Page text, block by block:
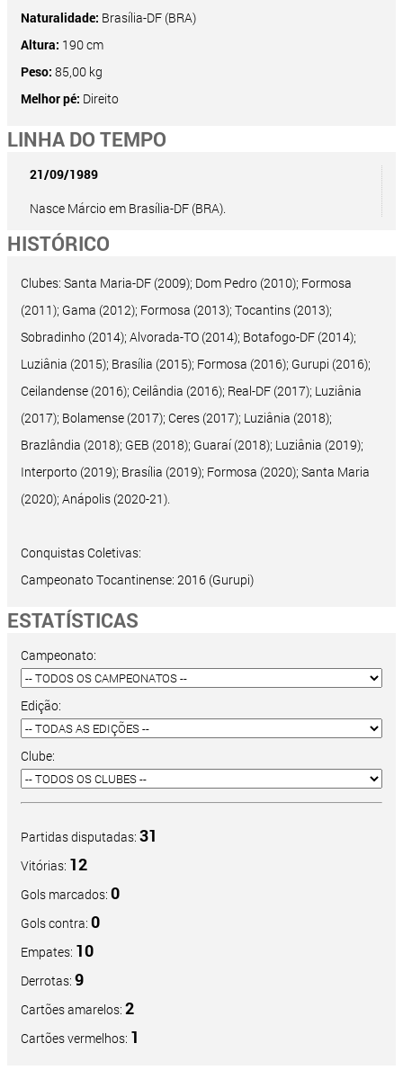
Naturalidade: Brasília-DF (BRA)
Altura: 190 cm
Peso: 85,00 kg
Melhor pé: Direito
LINHA DO TEMPO
21/09/1989
Nasce Márcio em Brasília-DF (BRA).
HISTÓRICO
Clubes: Santa Maria-DF (2009); Dom Pedro (2010); Formosa
(2011); Gama (2012); Formosa (2013); Tocantins (2013);
Sobradinho (2014); Alvorada-TO (2014); Botafogo-DF (2014);
Luziânia (2015); Brasília (2015); Formosa (2016); Gurupi (2016);
Ceilandense (2016); Ceilândia (2016); Real-DF (2017); Luziânia
(2017); Bolamense (2017); Ceres (2017); Luziânia (2018);
Brazlândia (2018); GEB (2018); Guaraí (2018); Luziânia (2019);
Interporto (2019); Brasília (2019); Formosa (2020); Santa Maria
(2020); Anápolis (2020-21).
Conquistas Coletivas:
Campeonato Tocantinense: 2016 (Gurupi)
ESTATÍSTICAS
Campeonato:
Edição:
Clube:
Partidas disputadas: 31
Vitórias: 12
Gols marcados: 0
Gols contra: 0
Empates: 10
Derrotas: 9
Cartões amarelos: 2
Cartões vermelhos: 1